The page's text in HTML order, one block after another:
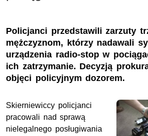
Policjanci przedstawili zarzuty
mężczyznom, którzy nadawali
urządzenia radio-stop w
ich zatrzymanie. Decyzją
objęci policyjnym dozorem.
Skierniewiccy policjanci
pracowali nad sprawą
nielegalnego posługiwania